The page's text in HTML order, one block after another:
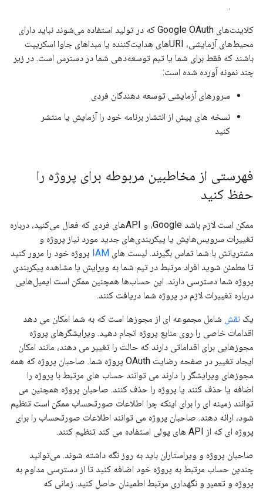
.
کلاینت‌های Google OAuth که در تولید استفاده می‌شوند نباید دارای
محیط‌های آزمایشی، URIهای هدایت‌کننده یا مبداهای جاوا اسکریپت
باشند که فقط برای شما یا تیم توسعه‌دهی شما در دسترس است. در زیر
چند نمونه آورده شده است:
سرورهای آزمایشی توسعه دهندگان فردی
نسخه های پیش از انتشار برنامه خود را آزمایش یا منتشر
کنید
فهرستی از مخاطبین مربوطه برای پروژه را
حفظ کنید
ممکن است لازم باشد Google، و APIهای فردی که فعال می‌کنید، درباره
تغییرات سرویس‌هایش یا پیکربندی‌های جدید مورد نیاز پروژه و
مشتریانش با شما تماس بگیرند. لیست های IAM پروژه خود را مرور کنید
تا مطمئن شوید افراد مرتبط در تیم شما به ویرایش یا مشاهده پیکربندی
پروژه شما دسترسی دارند. این حساب‌ها همچنین ممکن است ایمیل‌هایی
درباره تغییرات لازم در پروژه شما دریافت کنند.
یک نقش شامل مجموعه ای از مجوزها است که به شما امکان می دهد
اقدامات خاصی را روی منابع پروژه انجام دهید. ویرایشگرهای پروژه
مجوزهایی برای اقداماتی دارند که حالت را تغییر می دهند، مانند امکان
ایجاد تغییر در صفحه رضایت OAuth پروژه شما. صاحبان پروژه که همه
مجوزهای ویرایشگر را دارند می توانند حساب های مرتبط با پروژه را
اضافه یا حذف کنند یا پروژه را حذف کنند. صاحبان پروژه همچنین می
توانند زمینه ای را برای اینکه چرا اطلاعات صورتحساب ممکن است تنظیم
شود، ارائه دهند. صاحبان پروژه می توانند اطلاعات صورتحساب را برای
پروژه ای که از API های پولی استفاده می کند تنظیم کنند.
صاحبان پروژه و ویراستاران باید به روز نگه داشته شوند. می‌توانید
چندین حساب مرتبط به پروژه خود اضافه کنید تا از دسترسی مداوم به
پروژه و تعمیر و نگهداری مرتبط اطمینان حاصل کنید. زمانی که